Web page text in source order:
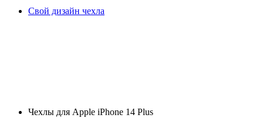
Свой дизайн чехла
Чехлы для Apple iPhone 14 Plus